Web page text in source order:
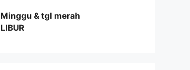
Minggu & tgl merah
LIBUR